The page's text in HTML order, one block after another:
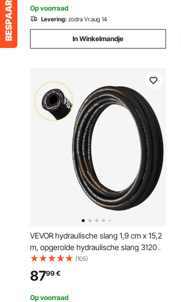
Op voorraad
Levering: zodra Vr.aug 14
In Winkelmandje
VEVOR hydraulische slang 1,9 cm x 15,2
m, opgerolde hydraulische slang 3120
PSI, rubberen hydraulische slang met 2
strengen van hoogwaardig staaldraad,
hydraulische slang op rol -20 ℃ tot 140
℃
(105)
8799€
Op voorraad